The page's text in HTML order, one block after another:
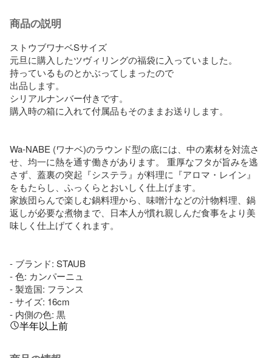
商品の説明
ストウブワナベSサイズ
元旦に購入したツヴィリングの福袋に入っていました。
持っているものとかぶってしまったので
出品します。
シリアルナンバー付きです。
購入時の箱に入れて付属品もそのままお送りします。
Wa-NABE (ワナベ)のラウンド型の底には、中の素材を対流さ
せ、均一に熱を通す働きがあります。 重厚なフタが旨みを逃
さず、蓋裏の突起『システラ』が料理に『アロマ・レイン』
をもたらし、ふっくらとおいしく仕上げます。
家族団らんで楽しむ鍋料理から、味噌汁などの汁物料理、鍋
返しが必要な煮物まで、日本人が慣れ親しんだ食事をより美
味しく仕上げてくれます。
- ブランド: STAUB
- 色: カンパーニュ
- 製造国: フランス
- サイズ: 16cm
- 内側の色: 黒
半年以上前